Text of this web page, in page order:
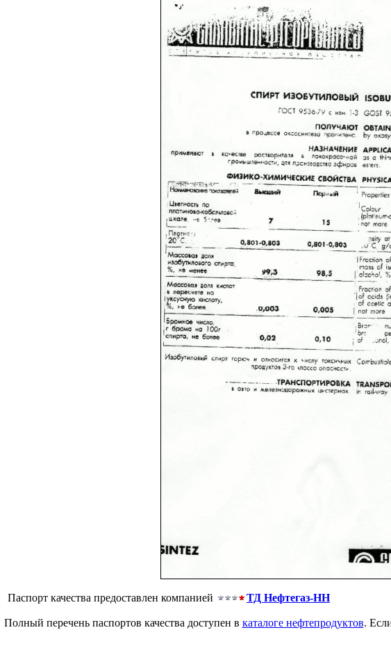
Паспорт качества предоставлен компанией ТД Нефтегаз-НН
Полный перечень паспортов качества доступен в каталоге нефтепродуктов.